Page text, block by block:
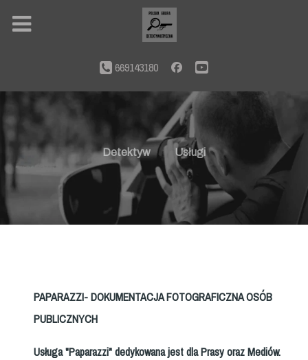
669143180
Detektyw Usługi
PAPARAZZI- DOKUMENTACJA FOTOGRAFICZNA OSÓB
PUBLICZNYCH
Usługa "Paparazzi" dedykowana jest dla Prasy oraz Mediów.